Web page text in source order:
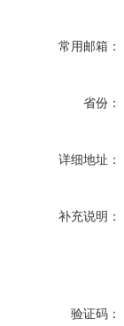
常用邮箱：
省份：
详细地址：
补充说明：
验证码：